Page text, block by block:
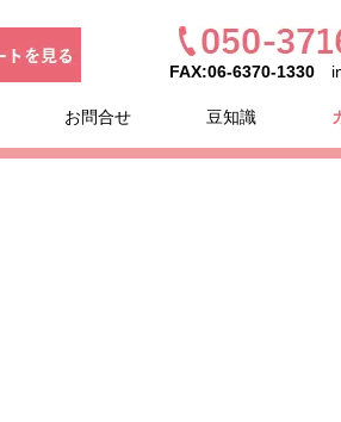
FAX:06-6370-1330
お問合せ 豆知識